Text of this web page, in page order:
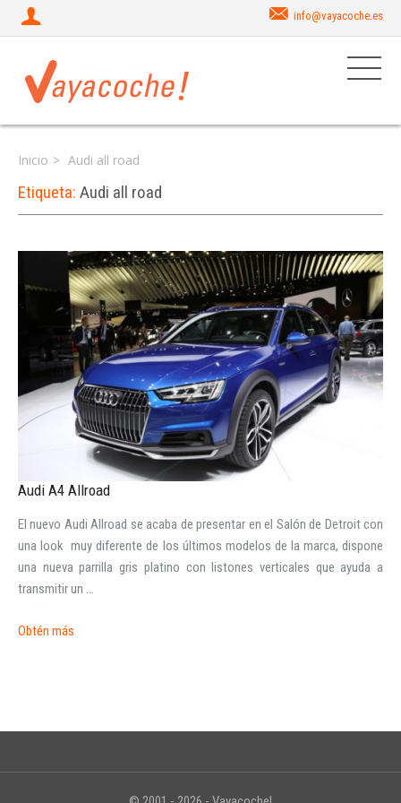
Iniciar sesión
INICIAR SESIÓN
info@vayacoche.es
Inicio Audi all road
Etiqueta: Audi all road
Audi A4 Allroad
El nuevo Audi Allroad se acaba de presentar en el Salón de Detroit con
una look muy diferente de los últimos modelos de la marca, dispone
una nueva parrilla gris platino con listones verticales que ayuda a
transmitir un ...
Obtén más